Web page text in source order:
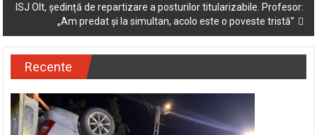
ISJ Olt, ședință de repartizare a posturilor titularizabile. Profesor:
„Am predat și la simultan, acolo este o poveste tristă”
Recente